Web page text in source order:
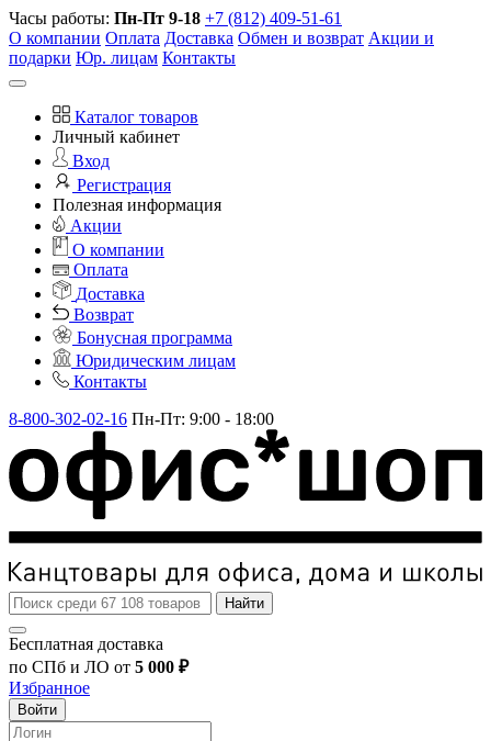
Часы работы: Пн-Пт 9-18 +7 (812) 409-51-61
О компании Оплата Доставка Обмен и возврат Акции и
подарки Юр. лицам Контакты
Каталог товаров
Личный кабинет
Вход
Регистрация
Полезная информация
Акции
О компании
Оплата
Доставка
Возврат
Бонусная программа
Юридическим лицам
Контакты
8-800-302-02-16 Пн-Пт: 9:00 - 18:00
Найти
Бесплатная доставка
по СПб и ЛО от 5 000 ₽
Избранное
Войти